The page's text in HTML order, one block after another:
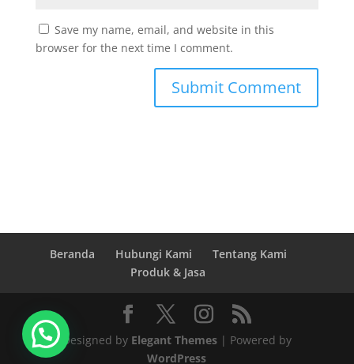
Save my name, email, and website in this
browser for the next time I comment.
Beranda Hubungi Kami
Tentang Kami
Produk & Jasa
Designed by Elegant Themes| Powered by
WordPress